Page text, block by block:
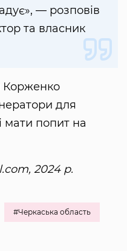
— розповів
та власник
Корженко
для
мати попит на
2024 р.
#Черкаська область